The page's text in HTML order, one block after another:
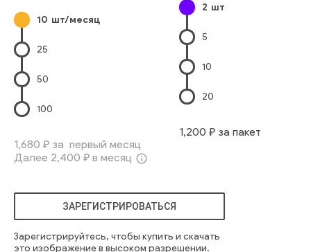
Профессиональная Деятельность
Офисное Здание
человек
профессиональный
современный
корпоративный
обсуждать
работник
10 шт/месяц
25
50
100
1,680 ₽ за первый месяц
Далее 2,400 ₽ в месяц info_outline
2 шт
5
10
20
1,200 ₽ за пакет
ЗАРЕГИСТРИРОВАТЬСЯ
Зарегистрируйтесь, чтобы купить и скачать
это изображение в высоком разрешении.